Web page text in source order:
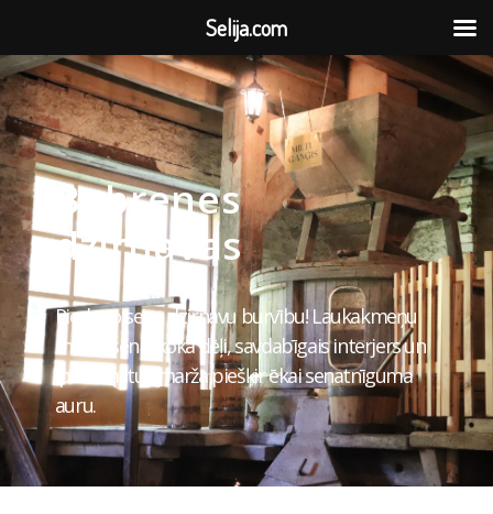
Bebrenes
dzirnavas
Piedzīvo seno dzirnavu burvību! Laukakmeņu
mūris, senie koka dēļi, savdabīgais interjers un
īpašā miltu smarža piešķir ēkai senatnīguma
auru.
Selija.com